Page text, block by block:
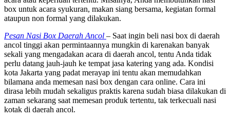
box untuk acara syukuran, makan siang bersama, kegiatan formal
ataupun non formal yang dilakukan.
Pesan Nasi Box Daerah Ancol – Saat ingin beli nasi box di daerah
ancol tinggi akan permintaannya mungkin di karenakan banyak
sekali yang mengadakan acara di daerah ancol, tentu Anda tidak
perlu datang jauh-jauh ke tempat jasa katering yang ada. Kondisi
kota Jakarta yang padat merayap ini tentu akan memudahkan
bilamana anda memesan nasi box dengan cara online. Cara ini
dirasa lebih mudah sekaligus praktis karena sudah biasa dilakukan di
zaman sekarang saat memesan produk tertentu, tak terkecuali nasi
kotak di daerah ancol.